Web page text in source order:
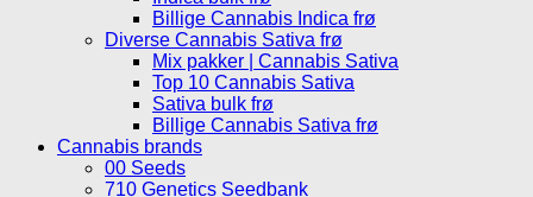
Billige Cannabis Indica frø
Diverse Cannabis Sativa frø
Mix pakker | Cannabis Sativa
Top 10 Cannabis Sativa
Sativa bulk frø
Billige Cannabis Sativa frø
Cannabis brands
00 Seeds
710 Genetics Seedbank